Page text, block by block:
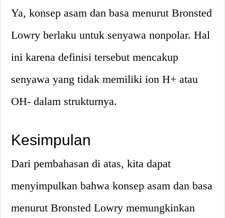
Ya, konsep asam dan basa menurut Bronsted
Lowry berlaku untuk senyawa nonpolar. Hal
ini karena definisi tersebut mencakup
senyawa yang tidak memiliki ion H+ atau
OH- dalam strukturnya.
Kesimpulan
Dari pembahasan di atas, kita dapat
menyimpulkan bahwa konsep asam dan basa
menurut Bronsted Lowry memungkinkan